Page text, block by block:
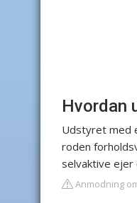
Hvordan
Udstyret med
roden
selvaktive ejer
Anmodning